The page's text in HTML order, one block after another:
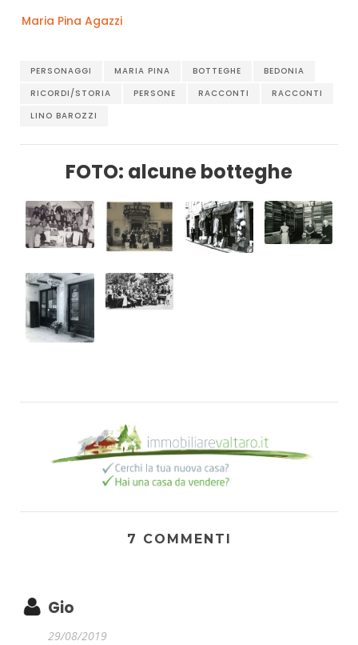
Maria Pina Agazzi
PERSONAGGI MARIA PINA BOTTEGHE
BEDONIA
RICORDI/STORIA
PERSONE RACCONTI
RACCONTI
LINO BAROZZI
FOTO: alcune botteghe
7 COMMENTI
Gio
29/08/2019